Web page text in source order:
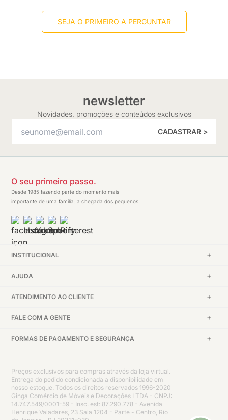
SEJA O PRIMEIRO A PERGUNTAR
newsletter
Novidades, promoções e conteúdos exclusivos
CADASTRAR >
O seu primeiro passo.
Desde 1985 fazendo parte do momento mais
importante de uma família: a chegada dos pequenos.
INSTITUCIONAL
AJUDA
ATENDIMENTO AO CLIENTE
FALE COM A GENTE
FORMAS DE PAGAMENTO E SEGURANÇA
Preços exclusivos para compras através da loja virtual.
Entrega do pedido condicionada a disponibilidade em
nosso estoque. Todos os direitos reservados 1996-2020
Ginga Comércio de Móveis e Decorações LTDA - CNPJ:
14.747.549/0001-59 - Insc. est: 87.290.778 - Avenida
Henrique Valadares, 23 Sala 1204 - Parte - Centro, Rio